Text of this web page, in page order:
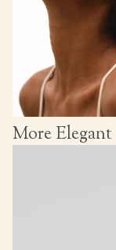
More Elegant